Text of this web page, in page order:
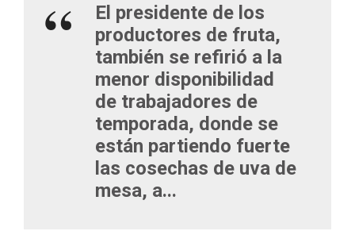
El presidente de los
productores de fruta,
también se refirió a la
menor disponibilidad
de trabajadores de
temporada, donde se
están partiendo fuerte
las cosechas de uva de
mesa, a...